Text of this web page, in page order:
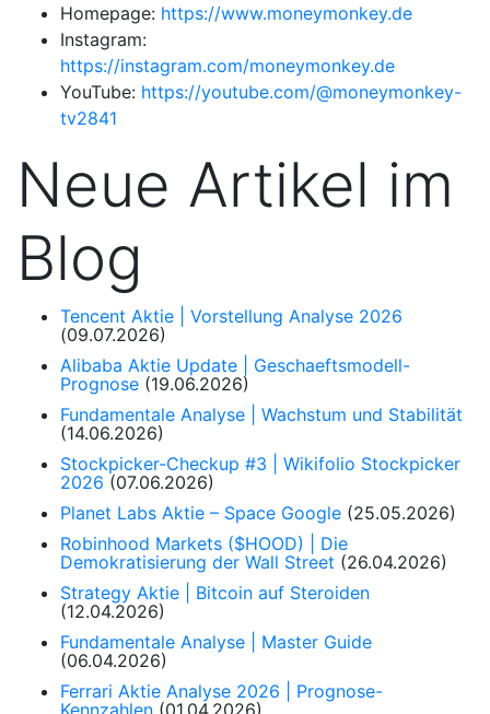
Homepage: https://www.moneymonkey.de
Instagram:
https://instagram.com/moneymonkey.de
YouTube: https://youtube.com/@moneymonkey-
tv2841
Neue Artikel im
Blog
Tencent Aktie | Vorstellung Analyse 2026
(09.07.2026)
Alibaba Aktie Update | Geschaeftsmodell-
Prognose (19.06.2026)
Fundamentale Analyse | Wachstum und Stabilität
(14.06.2026)
Stockpicker-Checkup #3 | Wikifolio Stockpicker
2026 (07.06.2026)
Planet Labs Aktie – Space Google (25.05.2026)
Robinhood Markets ($HOOD) | Die
Demokratisierung der Wall Street (26.04.2026)
Strategy Aktie | Bitcoin auf Steroiden
(12.04.2026)
Fundamentale Analyse | Master Guide
(06.04.2026)
Ferrari Aktie Analyse 2026 | Prognose-
Kennzahlen (01.04.2026)